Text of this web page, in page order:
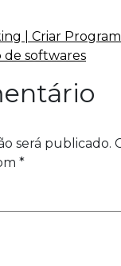
| Criar
softwares
será publicado.
*